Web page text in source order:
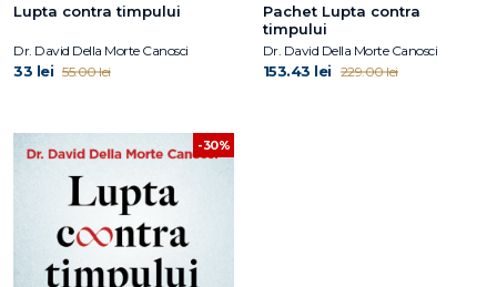
Lupta contra timpului
Dr. David Della Morte Canosci
33 lei 55.00 lei
Pachet Lupta contra
timpului
Dr. David Della Morte Canosci
153.43 lei 229.00 lei
-30%